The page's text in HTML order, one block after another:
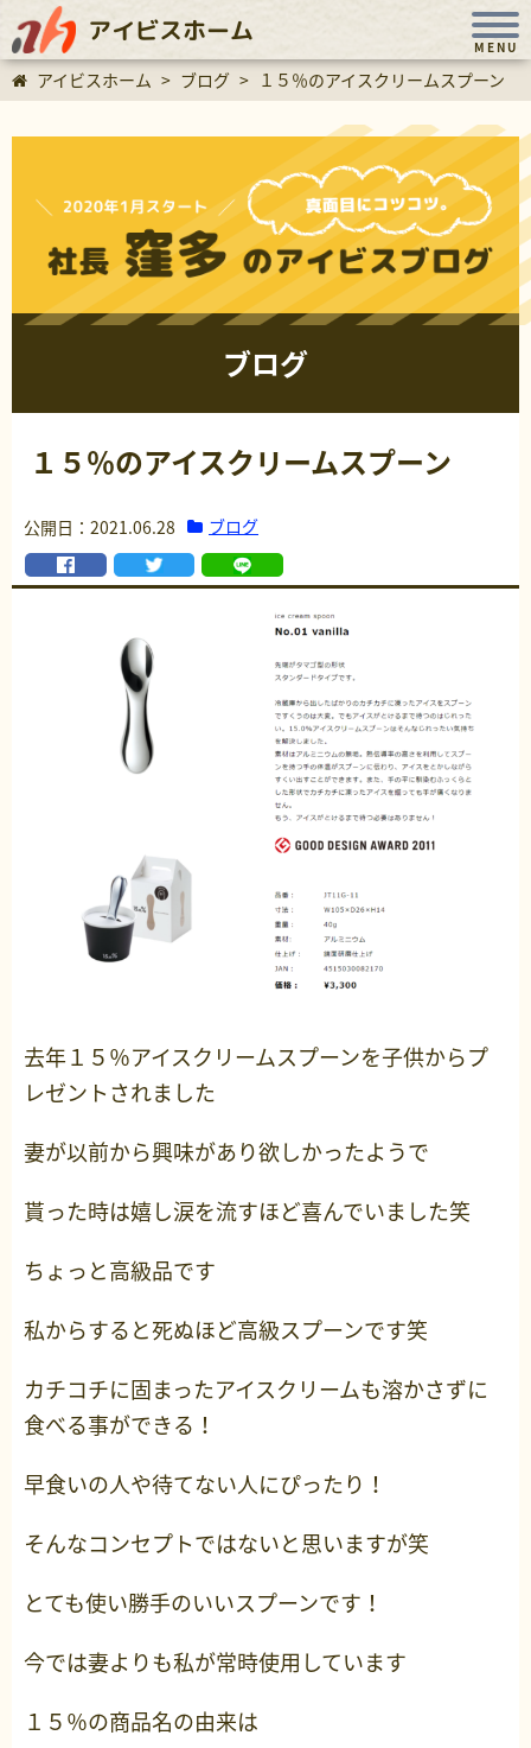
アイビスホーム
MENU
アイビスホーム > ブログ > １５％のアイスクリームスプーン
ブログ
１５％のアイスクリームスプーン
公開日：2021.06.28 ブログ
去年１５％アイスクリームスプーンを子供からプ
レゼントされました
妻が以前から興味があり欲しかったようで
貰った時は嬉し涙を流すほど喜んでいました笑
ちょっと高級品です
私からすると死ぬほど高級スプーンです笑
カチコチに固まったアイスクリームも溶かさずに
食べる事ができる！
早食いの人や待てない人にぴったり！
そんなコンセプトではないと思いますが笑
とても使い勝手のいいスプーンです！
今では妻よりも私が常時使用しています
１５％の商品名の由来は